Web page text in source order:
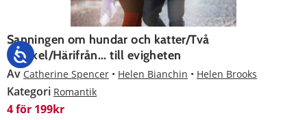
Sanningen om hundar och katter/Två
mirakel/Härifrån... till evigheten
Av Catherine Spencer Helen Bianchin Helen Brooks
Kategori Romantik
4 för 199kr